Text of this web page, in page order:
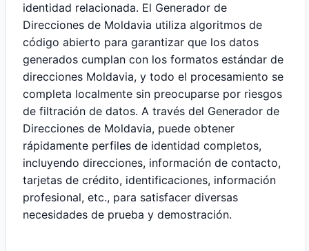
identidad relacionada. El Generador de
Direcciones de Moldavia utiliza algoritmos de
código abierto para garantizar que los datos
generados cumplan con los formatos estándar de
direcciones Moldavia, y todo el procesamiento se
completa localmente sin preocuparse por riesgos
de filtración de datos. A través del Generador de
Direcciones de Moldavia, puede obtener
rápidamente perfiles de identidad completos,
incluyendo direcciones, información de contacto,
tarjetas de crédito, identificaciones, información
profesional, etc., para satisfacer diversas
necesidades de prueba y demostración.